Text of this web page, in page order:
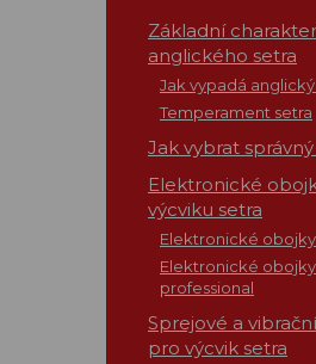
Základní
anglického setra
Jak vypadá
Temperament setra
Jak vybrat
Elektronické
výcviku setra
Elektronické
Elektronické
professional
Sprejové a
pro výcvik setra